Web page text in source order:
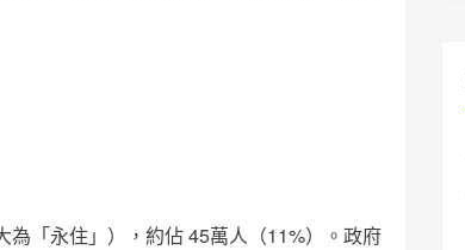
「永住」），約佔 45萬人（11%）。政府